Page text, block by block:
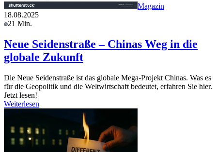
Magazin
18.08.2025
21 Min.
Neue Seidenstraße – Chinas Weg in die
globale Zukunft
Die Neue Seidenstraße ist das globale Mega-Projekt Chinas. Was es
für die Geopolitik und die Weltwirtschaft bedeutet, erfahren Sie hier.
Jetzt lesen!
Weiterlesen